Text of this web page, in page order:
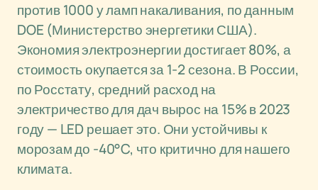
против 1000 у ламп накаливания, по данным
DOE (Министерство энергетики США).
Экономия электроэнергии достигает 80%, а
стоимость окупается за 1-2 сезона. В России,
по Росстату, средний расход на
электричество для дач вырос на 15% в 2023
году — LED решает это. Они устойчивы к
морозам до -40°C, что критично для нашего
климата.